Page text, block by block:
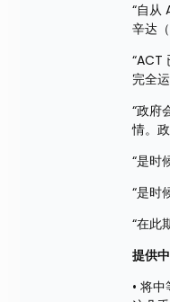
“自从
辛达
“ACT
完全运
“政府
情。
“是时
“是时
“在此
提供
• 将